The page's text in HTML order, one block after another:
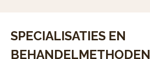
SPECIALISATIES EN
BEHANDELMETHODEN